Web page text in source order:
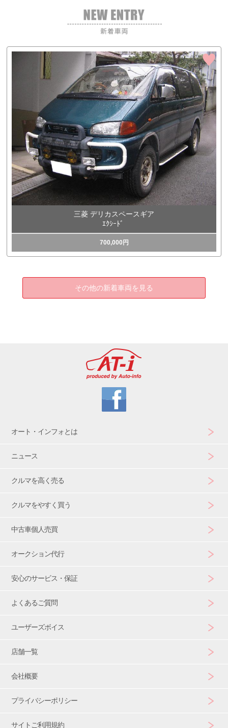
三菱 デリカスペースギア
ｴｸｼｰﾄﾞ
700,000円
その他の新着車両を見る
オート・インフォとは
ニュース
クルマを高く売る
クルマをやすく買う
中古車個人売買
オークション代行
安心のサービス・保証
よくあるご質問
ユーザーズボイス
店舗一覧
会社概要
プライバシーポリシー
サイトご利用規約